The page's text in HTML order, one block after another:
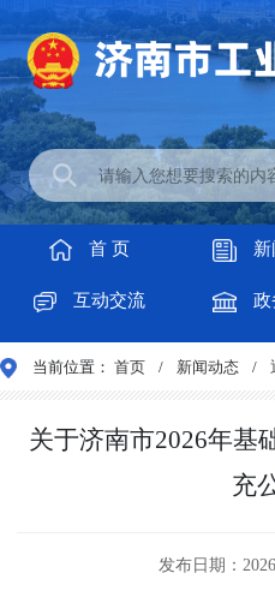
首 页
互动交流 政
当前位置： 首页 / 新闻动态 /
关于济南市2026年基
充
发布日期：